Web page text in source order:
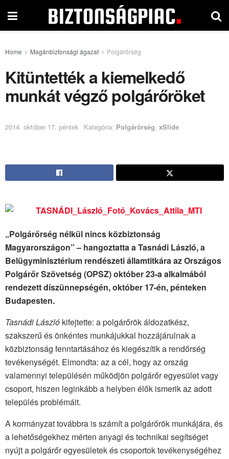
Home Magánbiztonsági ágazat Polgárőrség
Kitüntették a kiemelkedő
munkát végző polgárőröket
2014. október 17. péntek Kategória: Polgárőrség, xSlide
„Polgárőrség nélkül nincs közbiztonság
Magyarországon” – hangoztatta a Tasnádi László, a
Belügyminisztérium rendészeti államtitkára az Országos
Polgárőr Szövetség (OPSZ) október 23-a alkalmából
rendezett díszünnepségén, október 17-én, pénteken
Budapesten.
Tasnádi László kifejtette: a polgárőrök áldozatkész,
szakszerű és önkéntes munkájukkal hozzájárulnak a
közbiztonság fenntartásához és kiegészítik a rendőrség
tevékenységét. Elmondta: az a cél, hogy az ország
valamennyi településén működjön polgárőr egyesület vagy
csoport, hiszen leginkább a helyben élők ismerik az adott
település problémáit.
A kormányzat továbbra is számít a polgárőrök munkájára, és
a lehetőségekhez mérten anyagi és technikai segítséget
nyújt a polgárőr egyesületek és csoportok tevékenységéhez